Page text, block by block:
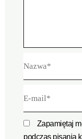
mail*
Zapamiętaj
podczas pisania